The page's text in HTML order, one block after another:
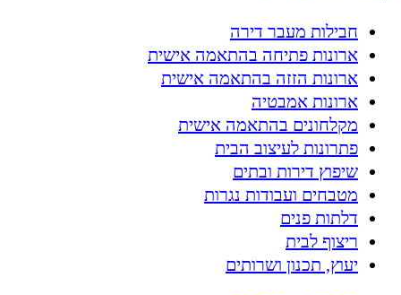
חבילות מעבר דירה
ארונות פתיחה בהתאמה אישית
ארונות הזזה בהתאמה אישית
ארונות אמבטיה
מקלחונים בהתאמה אישית
פתרונות לעיצוב הבית
שיפוץ דירות ובתים
מטבחים ועבודות נגרות
דלתות פנים
ריצוף לבית
יעוץ, תכנון ושרותים